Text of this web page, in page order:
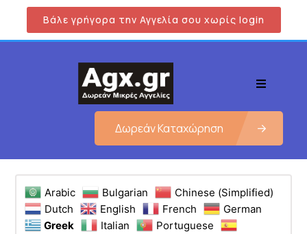
Βάλε γρήγορα την Αγγελία σου χωρίς login
Δωρεάν Καταχώρηση
Arabic Bulgarian
Chinese (Simplified)
Dutch
English French
German
Greek
Italian
Portuguese